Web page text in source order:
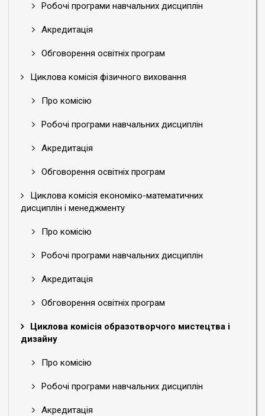
Робочі програми навчальних дисциплін
Акредитація
Обговорення освітніх програм
Циклова комісія фізичного виховання
Про комісію
Робочі програми навчальних дисциплін
Акредитація
Обговорення освітніх програм
Циклова комісія економіко-математичних
дисциплін і менеджменту
Про комісію
Робочі програми навчальних дисциплін
Акредитація
Обговорення освітніх програм
Циклова комісія образотворчого мистецтва і
дизайну
Про комісію
Робочі програми навчальних дисциплін
Акредитація